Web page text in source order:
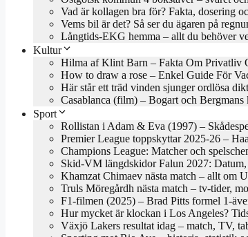
Vad är kollagen bra för? Fakta, dosering
Vems bil är det? Så ser du ägaren på
Långtids-EKG hemma – allt du behöver
Kultur
Hilma af Klint Barn – Fakta Om Privatliv
How to draw a rose – Enkel Guide För
Här står ett träd vinden sjunger ordlösa
Casablanca (film) – Bogart och Bergmans
Sport
Rollistan i Adam & Eva (1997) –
Premier League toppskyttar 2025-26 –
Champions League: Matcher och
Skid-VM längdskidor Falun 2027:
Khamzat Chimaev nästa match – allt om
Truls Möregårdh nästa match – tv-tider,
F1-filmen (2025) – Brad Pitts formel 1-
Hur mycket är klockan i Los Angeles?
Växjö Lakers resultat idag – match, TV,